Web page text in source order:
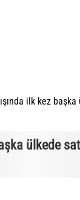
ilk kez
ülkede